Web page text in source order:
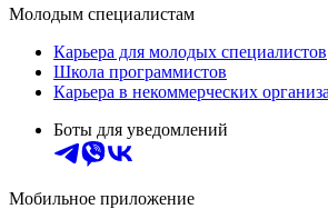
Молодым специалистам
Карьера для молодых специалистов
Школа программистов
Карьера в некоммерческих
Боты для уведомлений
Мобильное приложение